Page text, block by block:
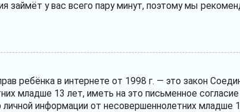
займёт у вас всего пару минут, поэтому мы
ребёнка в интернете от 1998 г. — это закон
младше 13 лет, иметь на это письменное согласие
информации от несовершеннолетних младше